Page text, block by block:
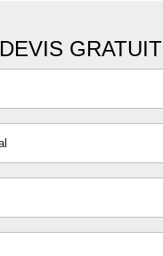
DEVIS GRATUIT